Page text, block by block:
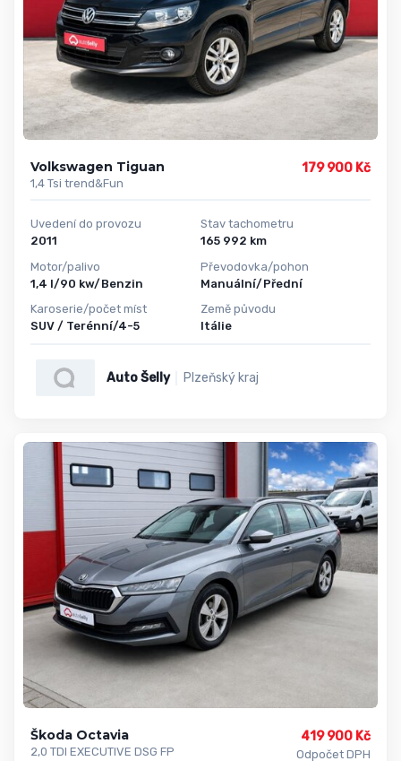
Volkswagen Tiguan
1,4 Tsi trend&Fun
179 900 Kč
Uvedení do provozu
2011
Motor/palivo
1,4 l/90 kw/Benzin
Karoserie/počet míst
SUV / Terénní/4-5
Stav tachometru
165 992 km
Převodovka/pohon
Manuální/Přední
Země původu
Itálie
Auto Šelly Plzeňský kraj
Škoda Octavia
2,0 TDI EXECUTIVE DSG FP
419 900 Kč
Odpočet DPH